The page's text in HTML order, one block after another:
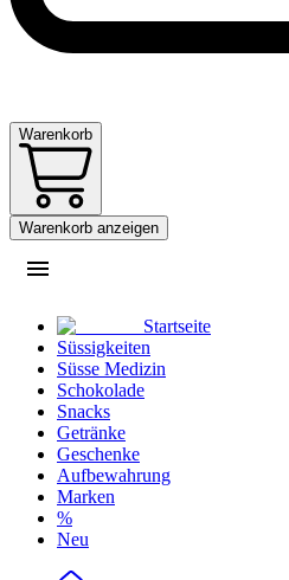
Warenkorb
Warenkorb anzeigen
Startseite
Süssigkeiten
Süsse Medizin
Schokolade
Snacks
Getränke
Geschenke
Aufbewahrung
Marken
%
Neu